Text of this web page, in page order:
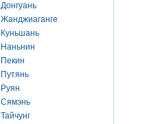
Донгуань
Жанджиаганге
Куньшань
Наньнин
Пекин
Путянь
Руян
Сямэнь
Тайчунг